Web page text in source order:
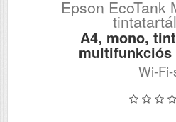
Epson EcoTank
A4, mono,
multifunkciós
Wi-